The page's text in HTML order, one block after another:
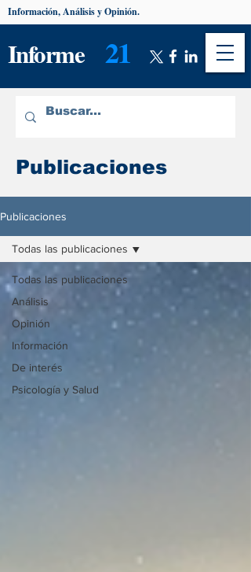
Informe 21
Información, Análisis y Opinión.
Publicaciones
Publicaciones
Todas las publicaciones
Análisis
Opinión
Información
De interés
Psicología y Salud
Todas las publicaciones